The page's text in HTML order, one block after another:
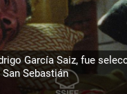
García Saiz, fue
Sebastián